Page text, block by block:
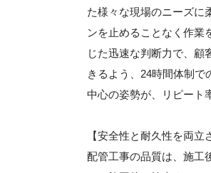
た様々な現場のニーズに
ンを止めることなく作業
じた迅速な判断力で、顧
きるよう、24時間体制
中心の姿勢が、リピート
【安全性と耐久性を両立
配管工事の品質は、施工